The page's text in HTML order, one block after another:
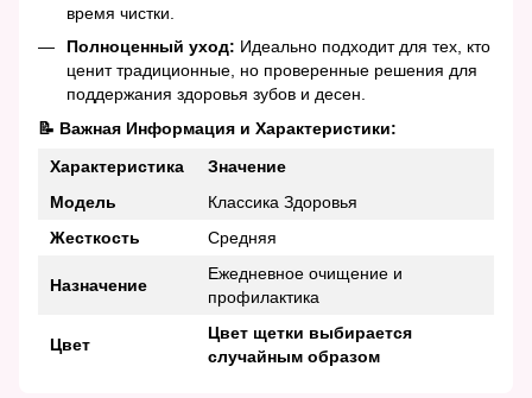
время чистки.
Полноценный уход: Идеально подходит для тех, кто
ценит традиционные, но проверенные решения для
поддержания здоровья зубов и десен.
📝 Важная Информация и Характеристики:
Характеристика
Значение
Модель
Классика Здоровья
Жесткость
Средняя
Назначение
Ежедневное очищение и
профилактика
Цвет
Цвет щетки выбирается
случайным образом